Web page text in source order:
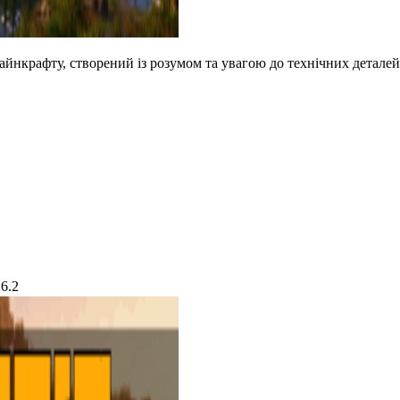
створений із розумом та увагою до технічних